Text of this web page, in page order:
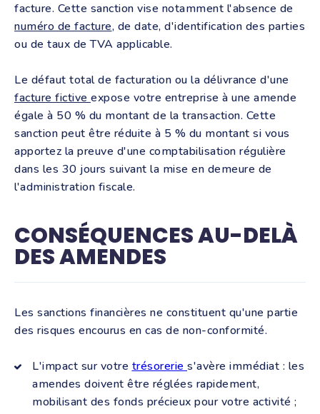
facture. Cette sanction vise notamment l'absence de
numéro de facture, de date, d'identification des parties
ou de taux de TVA applicable.
Le défaut total de facturation ou la délivrance d'une
facture fictive expose votre entreprise à une amende
égale à 50 % du montant de la transaction. Cette
sanction peut être réduite à 5 % du montant si vous
apportez la preuve d'une comptabilisation régulière
dans les 30 jours suivant la mise en demeure de
l'administration fiscale.
CONSÉQUENCES AU-DELÀ
DES AMENDES
Les sanctions financières ne constituent qu'une partie
des risques encourus en cas de non-conformité.
L'impact sur votre trésorerie s'avère immédiat : les
amendes doivent être réglées rapidement,
mobilisant des fonds précieux pour votre activité ;